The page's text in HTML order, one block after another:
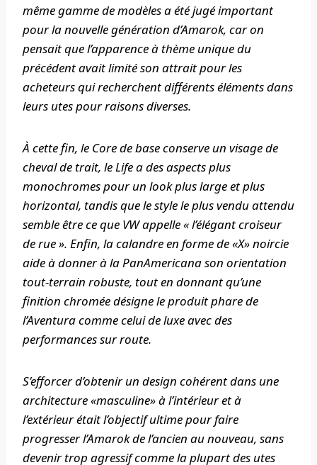
même gamme de modèles a été jugé important
pour la nouvelle génération d’Amarok, car on
pensait que l’apparence à thème unique du
précédent avait limité son attrait pour les
acheteurs qui recherchent différents éléments dans
leurs utes pour raisons diverses.
À cette fin, le Core de base conserve un visage de
cheval de trait, le Life a des aspects plus
monochromes pour un look plus large et plus
horizontal, tandis que le style le plus vendu attendu
semble être ce que VW appelle « l’élégant croiseur
de rue ». Enfin, la calandre en forme de «X» noircie
aide à donner à la PanAmericana son orientation
tout-terrain robuste, tout en donnant qu’une
finition chromée désigne le produit phare de
l’Aventura comme celui de luxe avec des
performances sur route.
S’efforcer d’obtenir un design cohérent dans une
architecture «masculine» à l’intérieur et à
l’extérieur était l’objectif ultime pour faire
progresser l’Amarok de l’ancien au nouveau, sans
devenir trop agressif comme la plupart des utes